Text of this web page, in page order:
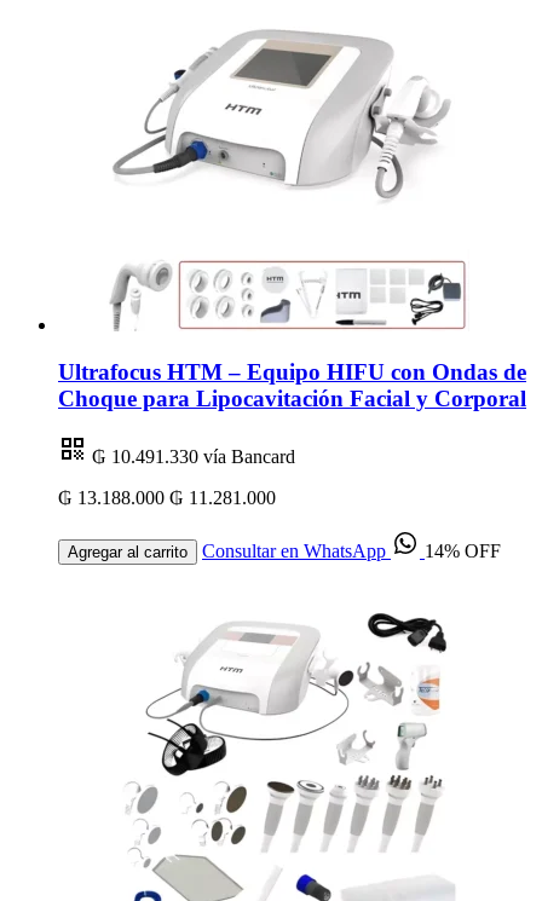
Ultrafocus HTM – Equipo HIFU con Ondas de
Choque para Lipocavitación Facial y Corporal
₲ 10.491.330 vía Bancard
₲ 13.188.000 ₲ 11.281.000
Agregar al carrito Consultar en WhatsApp 14% OFF